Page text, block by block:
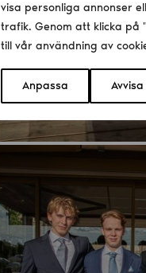
visa personliga annonser
trafik. Genom att klicka på
till vår användning av
Anpassa